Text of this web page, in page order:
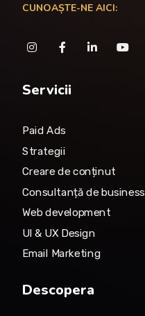
CUNOAȘTE-NE AICI:
Servicii
Paid Ads
Strategii
Creare de conținut
Consultanță de business
Web development
UI & UX Design
Email Marketing
Descopera